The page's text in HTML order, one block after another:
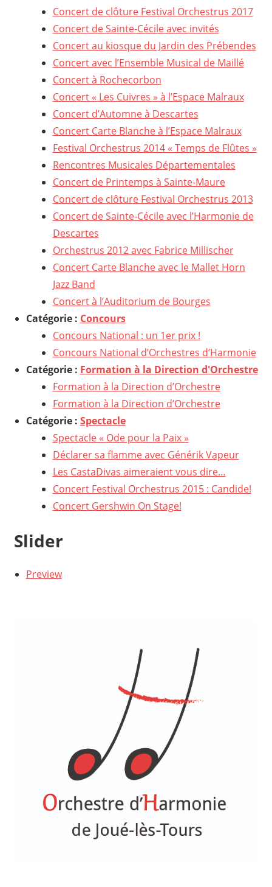
Concert de clôture Festival Orchestrus 2017
Concert de Sainte-Cécile avec invités
Concert au kiosque du Jardin des Prébendes
Concert avec l’Ensemble Musical de Maillé
Concert à Rochecorbon
Concert « Les Cuivres » à l’Espace Malraux
Concert d’Automne à Descartes
Concert Carte Blanche à l’Espace Malraux
Festival Orchestrus 2014 « Temps de Flûtes »
Rencontres Musicales Départementales
Concert de Printemps à Sainte-Maure
Concert de clôture Festival Orchestrus 2013
Concert de Sainte-Cécile avec l’Harmonie de
Descartes
Orchestrus 2012 avec Fabrice Millischer
Concert Carte Blanche avec le Mallet Horn
Jazz Band
Concert à l’Auditorium de Bourges
Catégorie : Concours
Concours National : un 1er prix !
Concours National d’Orchestres d’Harmonie
Catégorie : Formation à la Direction d'Orchestre
Formation à la Direction d’Orchestre
Formation à la Direction d’Orchestre
Catégorie : Spectacle
Spectacle « Ode pour la Paix »
Déclarer sa flamme avec Générik Vapeur
Les CastaDivas aimeraient vous dire…
Concert Festival Orchestrus 2015 : Candide!
Concert Gershwin On Stage!
Slider
Preview